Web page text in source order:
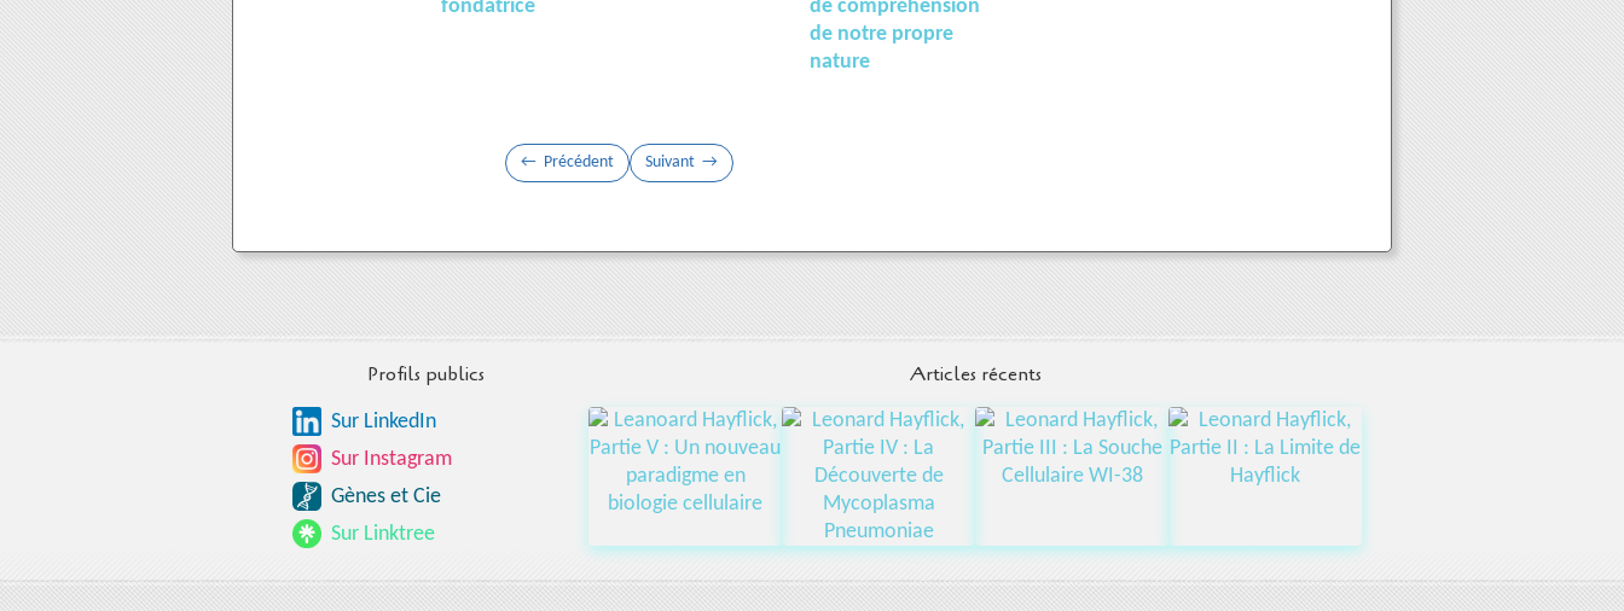
fondatrice
de compréhension
de notre propre
nature
Précédent Suivant
Profils publics
Sur LinkedIn
Sur Instagram
Gènes et Cie
Sur Linktree
Articles récents